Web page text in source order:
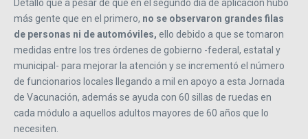
Detalló que a pesar de que en el segundo día de aplicación hubo
más gente que en el primero, no se observaron grandes filas
de personas ni de automóviles, ello debido a que se tomaron
medidas entre los tres órdenes de gobierno -federal, estatal y
municipal- para mejorar la atención y se incrementó el número
de funcionarios locales llegando a mil en apoyo a esta Jornada
de Vacunación, además se ayuda con 60 sillas de ruedas en
cada módulo a aquellos adultos mayores de 60 años que lo
necesiten.